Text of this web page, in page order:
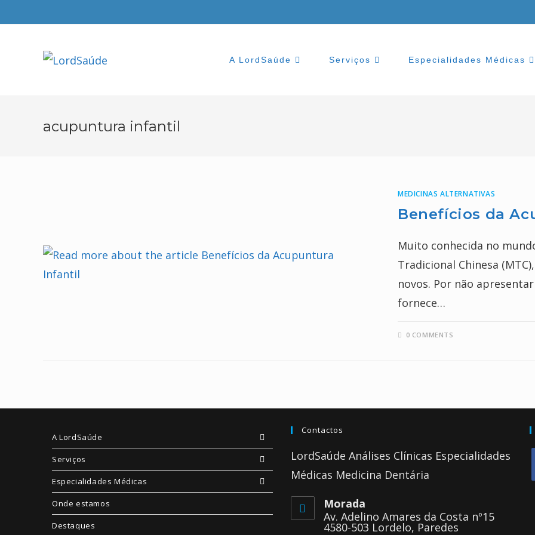
to
A LordSaúde Serviços Especialidades Médicas
acupuntura infantil
MEDICINAS ALTERNATIVAS
Benefícios da
Muito conhecida no
Tradicional Chinesa
novos. Por não
fornece…
0 COMMENTS
A LordSaúde
Serviços
Especialidades Médicas
Onde estamos
Destaques
Contactos
LordSaúde Análises Clínicas Especialidades
Médicas Medicina Dentária
Morada
Av. Adelino Amares da Costa nº15
4580-503 Lordelo, Paredes